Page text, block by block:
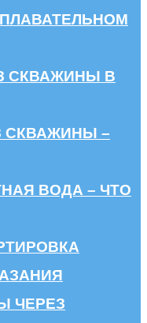
СКВАЖИНЫ В
СКВАЖИНЫ –
ВОДА – ЧТО
ЧЕРЕЗ